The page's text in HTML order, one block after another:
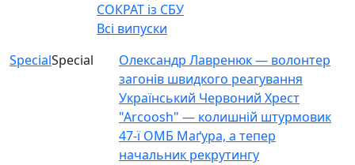
СОКРАТ із СБУ
Всі випуски
SpecialSpecial
Олександр Лавренюк — волонтер
загонів швидкого реагування
Український Червоний Хрест
"Arcoosh" — колишній штурмовик
47-ї ОМБ Маґура, а тепер
начальник рекрутингу